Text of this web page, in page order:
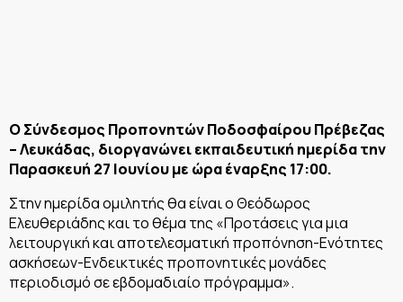
Ο Σύνδεσμος Προπονητών Ποδοσφαίρου Πρέβεζας
– Λευκάδας, διοργανώνει εκπαιδευτική ημερίδα την
Παρασκευή 27 Ιουνίου με ώρα έναρξης 17:00.
Στην ημερίδα ομιλητής θα είναι ο Θεόδωρος
Ελευθεριάδης και το θέμα της «Προτάσεις για μια
λειτουργική και αποτελεσματική προπόνηση-Ενότητες
ασκήσεων-Ενδεικτικές προπονητικές μονάδες
περιοδισμό σε εβδομαδιαίο πρόγραμμα».